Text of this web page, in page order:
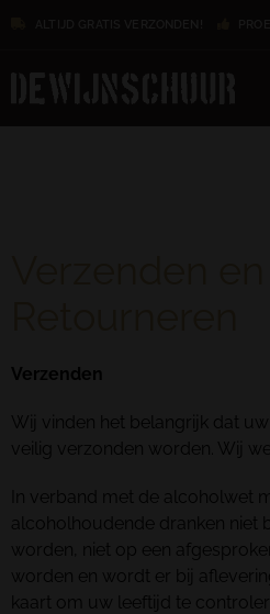
Verzenden
Wij vinden het belangrijk dat
veilig verzonden worden. Wij
In verband met de alcoholwet
alcoholhoudende dranken niet
worden, niet op een
worden en wordt er bij
kaart om uw leeftijd te